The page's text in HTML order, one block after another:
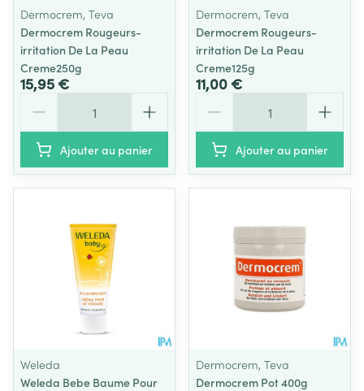
Dermocrem, Teva
Dermocrem Rougeurs-
irritation De La Peau
Creme250g
15,95 €
Ajouter au panier
Dermocrem, Teva
Dermocrem Rougeurs-
irritation De La Peau
Creme125g
11,00 €
Ajouter au panier
Weleda
Weleda Bebe Baume Pour
Dermocrem, Teva
Dermocrem Pot 400g